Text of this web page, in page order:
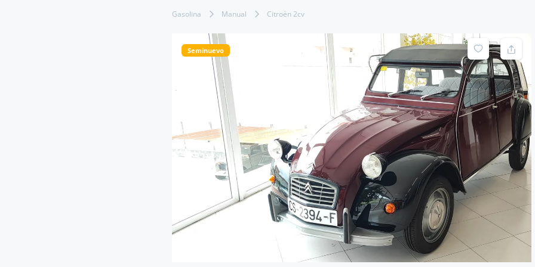
Gasolina Manual Citroën 2cv
Seminuevo